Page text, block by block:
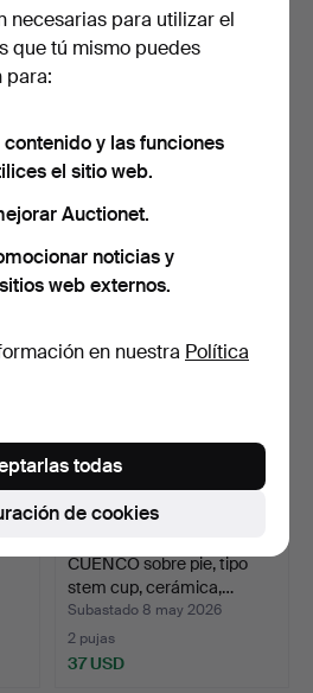
FIGURITAS, 1 par, conejos,
Subastado 14 may 2026
53 USD
CUENCO sobre pie, tipo
stem cup, cerámica,…
Subastado 8 may 2026
2 pujas
37 USD
necesarias para utilizar el
que tú mismo puedes
para:
y las funciones
el sitio web.
Auctionet.
noticias y
web externos.
en nuestra Política
de cookies
todas